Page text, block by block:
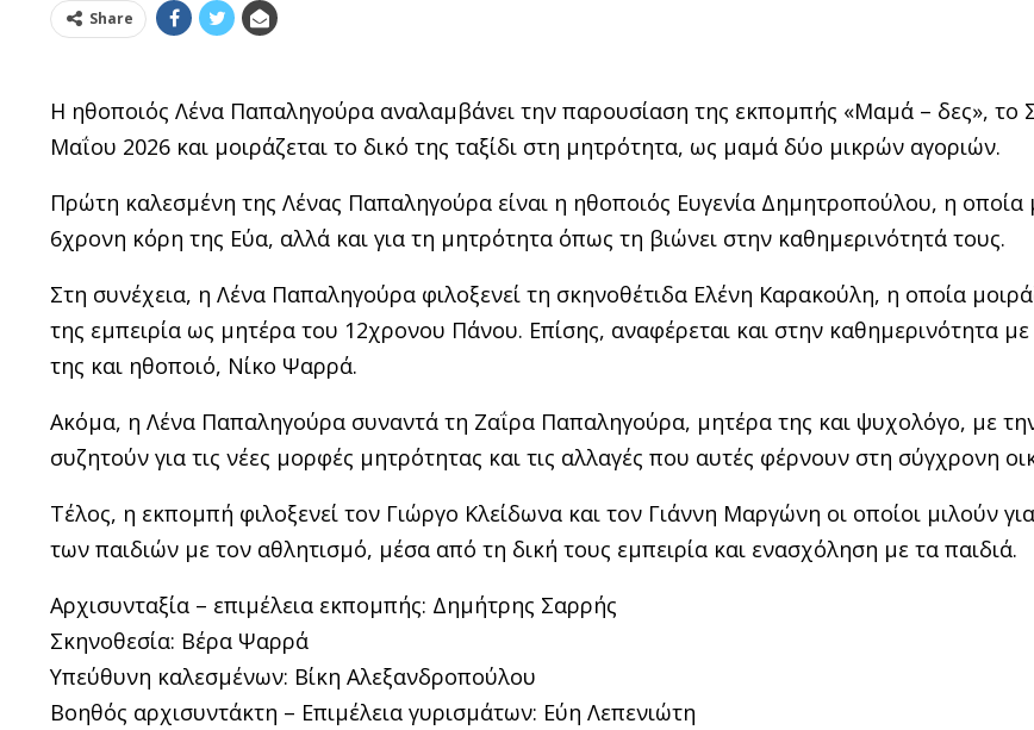
Share
Η ηθοποιός Λένα Παπαληγούρα αναλαμβάνει την παρουσίαση της εκπομπής «Μαμά – δες», το
Μαΐου 2026 και μοιράζεται το δικό της ταξίδι στη μητρότητα, ως μαμά δύο μικρών αγοριών.
Πρώτη καλεσμένη της Λένας Παπαληγούρα είναι η ηθοποιός Ευγενία Δημητροπούλου, η οποία
6χρονη κόρη της Εύα, αλλά και για τη μητρότητα όπως τη βιώνει στην καθημερινότητά τους.
Στη συνέχεια, η Λένα Παπαληγούρα φιλοξενεί τη σκηνοθέτιδα Ελένη Καρακούλη, η οποία
της εμπειρία ως μητέρα του 12χρονου Πάνου. Επίσης, αναφέρεται και στην καθημερινότητα
της και ηθοποιό, Νίκο Ψαρρά.
Ακόμα, η Λένα Παπαληγούρα συναντά τη Ζαΐρα Παπαληγούρα, μητέρα της και ψυχολόγο, με
συζητούν για τις νέες μορφές μητρότητας και τις αλλαγές που αυτές φέρνουν στη σύγχρονη
Τέλος, η εκπομπή φιλοξενεί τον Γιώργο Κλείδωνα και τον Γιάννη Μαργώνη οι οποίοι μιλούν
των παιδιών με τον αθλητισμό, μέσα από τη δική τους εμπειρία και ενασχόληση με τα παιδιά.
Αρχισυνταξία – επιμέλεια εκπομπής: Δημήτρης Σαρρής
Σκηνοθεσία: Βέρα Ψαρρά
Υπεύθυνη καλεσμένων: Βίκη Αλεξανδροπούλου
Βοηθός αρχισυντάκτη – Επιμέλεια γυρισμάτων: Εύη Λεπενιώτη